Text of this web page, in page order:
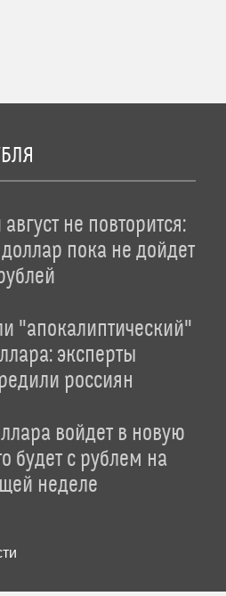
не повторится:
пока не дойдет
"апокалиптический"
эксперты
россиян
войдет в новую
будет с рублем на
неделе